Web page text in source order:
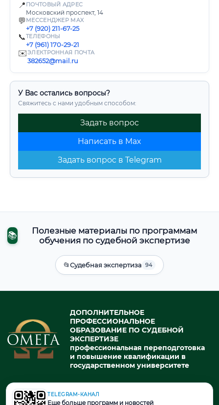
📍 ПОЧТОВЫЙ АДРЕС
Московский проспект, 14
💬 МЕССЕНДЖЕР MAX
+7 (920) 211-67-25
📞ТЕЛЕФОНЫ
+7 (961) 170-29-21
✉️ЭЛЕКТРОННАЯ ПОЧТА
382652@mail.ru
У Вас остались вопросы?
Свяжитесь с нами удобным способом:
Задать вопрос
Написать в Max
Задать вопрос в Telegram
📚
Полезные материалы по программам
обучения по судебной экспертизе
📂Судебная экспертиза 94
ДОПОЛНИТЕЛЬНОЕ
ПРОФЕССИОНАЛЬНОЕ
ОБРАЗОВАНИЕ ПО СУДЕБНОЙ
ЭКСПЕРТИЗЕ
профессиональная переподготовка
и повышение квалификации в
государственном университете
© 2026. При использовании материалов портала активная ссылка
TELEGRAM-КАНАЛ
Еще больше программ и новостей